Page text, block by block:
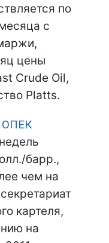
по
с
цены
Crude Oil,
Platts.
ОПЕК
барр.,
чем на
картеля,
на